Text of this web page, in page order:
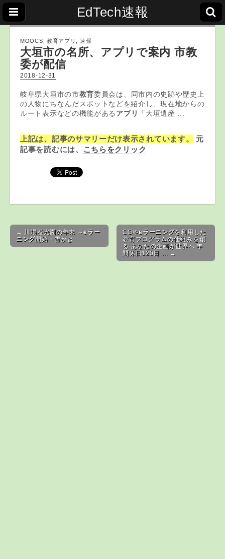
EdTech速報
MOOCS 教育アプリ 速報
大垣市の名所、 アプリ で案内 市教
委が配信
2018-12-31
岐阜県大垣市の市教育委員会は、同市内の史跡や歴史上
の人物にちなんだスポットなどを紹介し、現在地からの
ルート表示などの機能がある アプリ 「大垣遺産 ...
上記は、記事のサマリーだけ表示されています。
元
記事を読むには、 こちらをクリック
Post navigation
← 川場春光園の年末 ～eラー
ニング開始・雪かき
CGやeラーニングを利用した
教育プログラムの仕組みを創
る あなたの企画が世界へ 年
間休日120日 … →